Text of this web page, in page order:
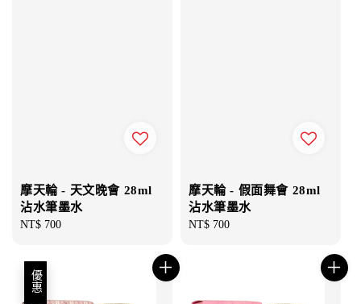
摩天輪 - 天文晚會 28ml
沾水筆墨水
Regular
NT$ 700
摩天輪 - 假面舞會 28ml
沾水筆墨水
Regular
NT$ 700
優惠